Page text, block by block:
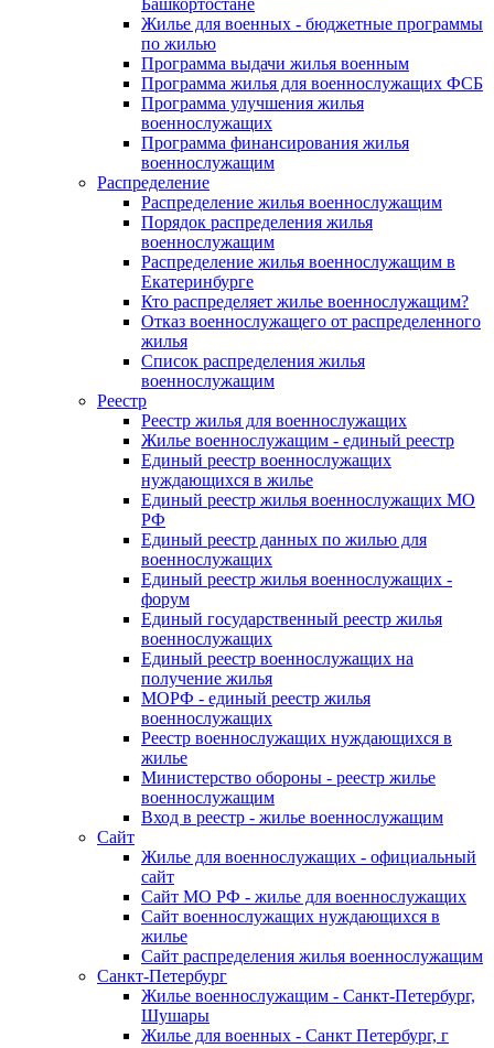
Башкортостане
Жилье для военных - бюджетные программы
по жилью
Программа выдачи жилья военным
Программа жилья для военнослужащих ФСБ
Программа улучшения жилья
военнослужащих
Программа финансирования жилья
военнослужащим
Распределение
Распределение жилья военнослужащим
Порядок распределения жилья
военнослужащим
Распределение жилья военнослужащим в
Екатеринбурге
Кто распределяет жилье военнослужащим?
Отказ военнослужащего от распределенного
жилья
Список распределения жилья
военнослужащим
Реестр
Реестр жилья для военнослужащих
Жилье военнослужащим - единый реестр
Единый реестр военнослужащих
нуждающихся в жилье
Единый реестр жилья военнослужащих МО
РФ
Единый реестр данных по жилью для
военнослужащих
Единый реестр жилья военнослужащих -
форум
Единый государственный реестр жилья
военнослужащих
Единый реестр военнослужащих на
получение жилья
МОРФ - единый реестр жилья
военнослужащих
Реестр военнослужащих нуждающихся в
жилье
Министерство обороны - реестр жилье
военнослужащим
Вход в реестр - жилье военнослужащим
Сайт
Жилье для военнослужащих - официальный
сайт
Сайт МО РФ - жилье для военнослужащих
Сайт военнослужащих нуждающихся в
жилье
Сайт распределения жилья военнослужащим
Санкт-Петербург
Жилье военнослужащим - Санкт-Петербург,
Шушары
Жилье для военных - Санкт Петербург, г